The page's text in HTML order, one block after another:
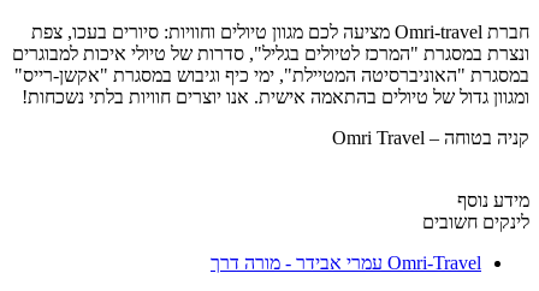
חברת Omri-travel מציעה לכם מגוון טיולים וחוויות: סיורים בעכו, צפת
ונצרת במסגרת "המרכז לטיולים בגליל", סדרות של טיולי איכות למבוגרים
במסגרת "האוניברסיטה המטיילת", ימי כיף וגיבוש במסגרת "אקשן-רייס"
ומגוון גדול של טיולים בהתאמה אישית. אנו יוצרים חוויות בלתי נשכחות!
קניה בטוחה – Omri Travel
מידע נוסף
לינקים חשובים
Omri-Travel עמרי אבידר - מורה דרך